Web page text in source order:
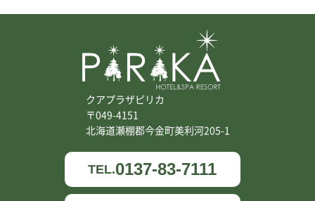
クアプラザピリカ
〒049-4151
北海道瀬棚郡今金町美利河205-1
TEL.0137-83-7111